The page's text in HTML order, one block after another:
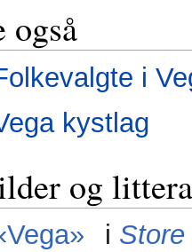
også
i
kystlag
og
i